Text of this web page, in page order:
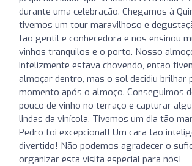
durante uma celebração. Chegamos à
tivemos um tour maravilhoso e
tão gentil e conhecedora e nos ensinou
vinhos tranquilos e o porto. Nosso
Infelizmente estava chovendo, então
almoçar dentro, mas o sol decidiu brilhar
momento após o almoço. Conseguimos
pouco de vinho no terraço e capturar
lindas da vinícola. Tivemos um dia tão
Pedro foi excepcional! Um cara tão
divertido! Não podemos agradecer o
organizar esta visita especial para nós!